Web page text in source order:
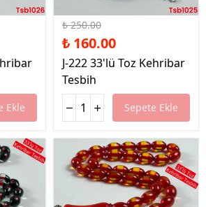
Ekle
₺ 250.00
₺ 160.00
J-222 33'lü Toz Kehribar
Tesbih
Sepete Ekle